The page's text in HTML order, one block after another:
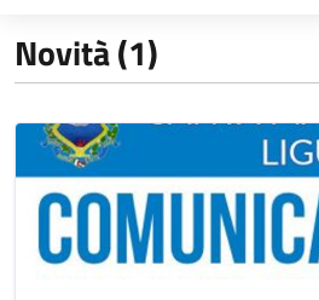
Novità (1)